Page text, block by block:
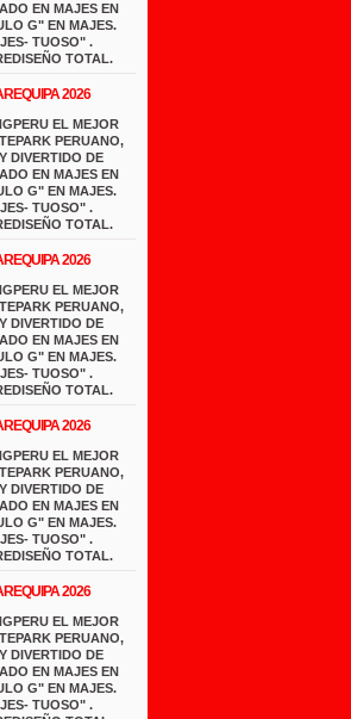
EN MAJES EN
G" EN MAJES.
TUOSO" .
TOTAL.
2026
EL MEJOR
PERUANO,
DIVERTIDO DE
EN MAJES EN
G" EN MAJES.
TUOSO" .
TOTAL.
2026
EL MEJOR
PERUANO,
DIVERTIDO DE
EN MAJES EN
G" EN MAJES.
TUOSO" .
TOTAL.
2026
EL MEJOR
PERUANO,
DIVERTIDO DE
EN MAJES EN
G" EN MAJES.
TUOSO" .
TOTAL.
2026
EL MEJOR
PERUANO,
DIVERTIDO DE
EN MAJES EN
G" EN MAJES.
TUOSO" .